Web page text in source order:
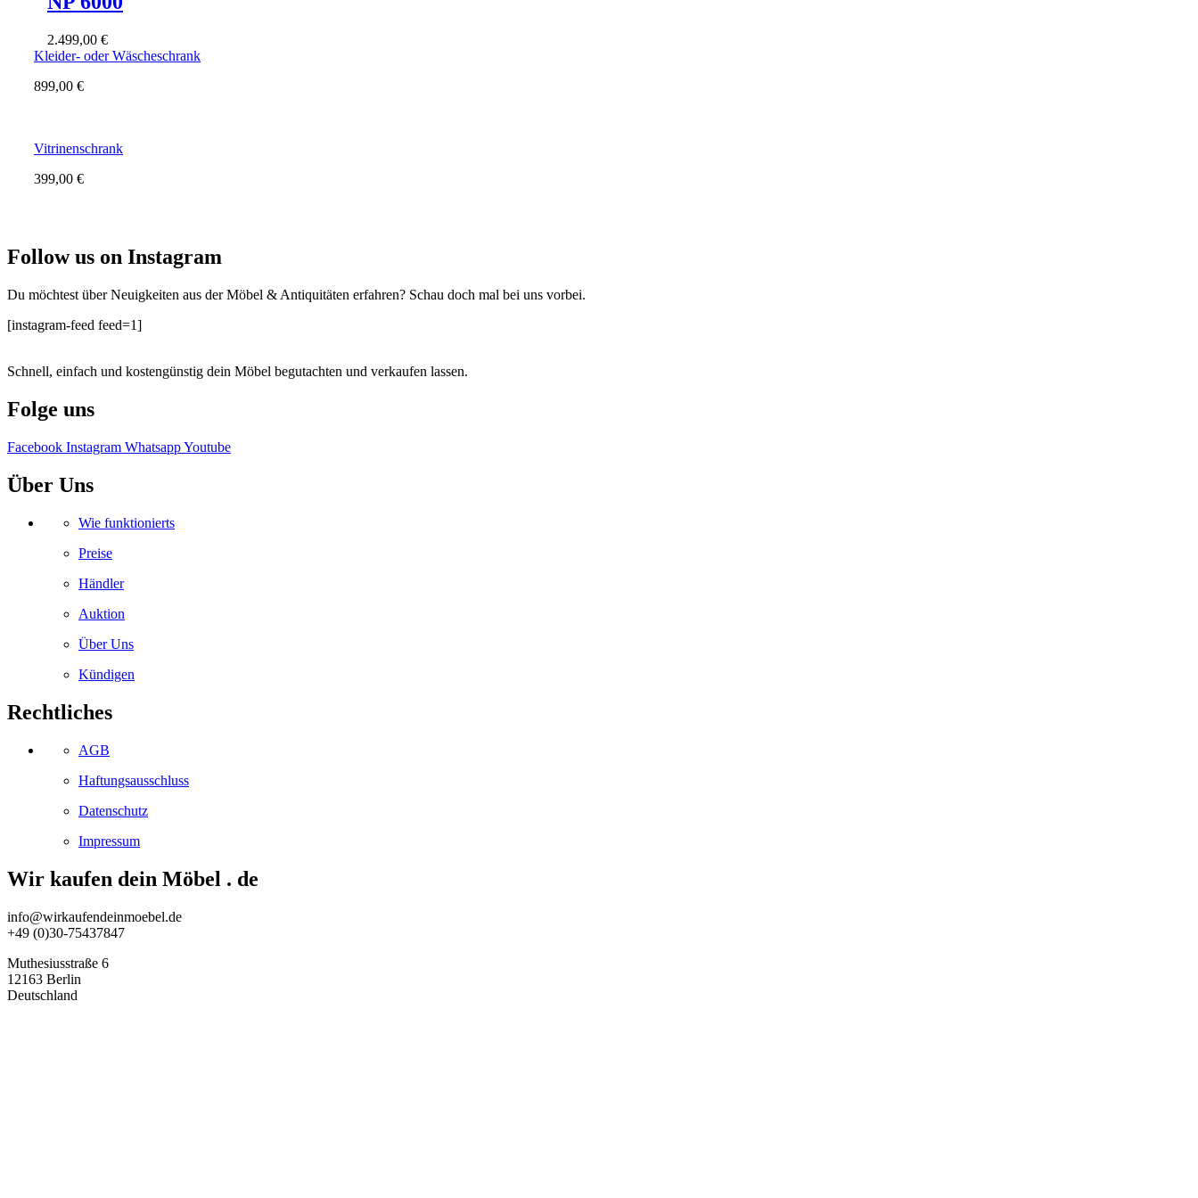
2.499,00 €
Kleider- oder Wäscheschrank
899,00 €
Vitrinenschrank
399,00 €
Follow us on Instagram
Du möchtest über Neuigkeiten aus der Möbel & Antiquitäten erfahren? Schau doch mal bei uns vorbei.
[instagram-feed feed=1]
Schnell, einfach und kostengünstig dein Möbel begutachten und verkaufen lassen.
Folge uns
Facebook Instagram WhatsappYoutube
Über Uns
Wie funktionierts
Preise
Händler
Auktion
Über Uns
Kündigen
Rechtliches
AGB
Haftungsausschluss
Datenschutz
Impressum
Wir kaufen dein Möbel . de
info@wirkaufendeinmoebel.de
+49 (0)30-75437847
Muthesiusstraße 6
12163 Berlin
Deutschland